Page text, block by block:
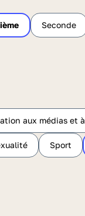
Seconde
aux médias et
Sport